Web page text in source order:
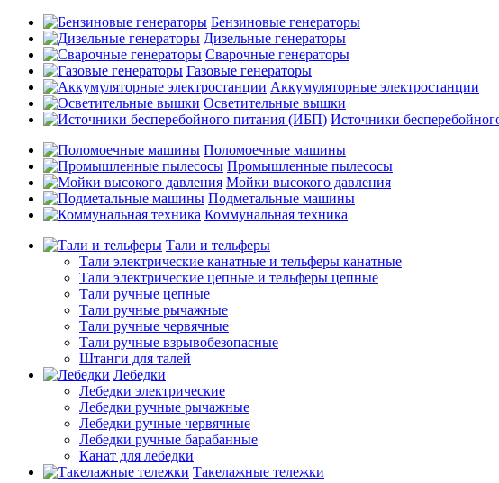
Бензиновые генераторы
Дизельные генераторы
Сварочные генераторы
Газовые генераторы
Аккумуляторные электростанции
Осветительные вышки
Источники
Поломоечные машины
Промышленные пылесосы
Мойки высокого давления
Подметальные машины
Коммунальная техника
Тали и тельферы
Тали электрические канатные и тельферы канатные
Тали электрические цепные и тельферы цепные
Тали ручные цепные
Тали ручные рычажные
Тали ручные червячные
Тали ручные взрывобезопасные
Штанги для талей
Лебедки
Лебедки электрические
Лебедки ручные рычажные
Лебедки ручные червячные
Лебедки ручные барабанные
Канат для лебедки
Такелажные тележки